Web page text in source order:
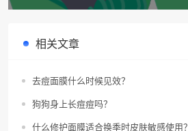
相关文章
去痘面膜什么时候见效？
狗狗身上长痘痘吗？
什么修护面膜适合换季时皮肤敏感使用？